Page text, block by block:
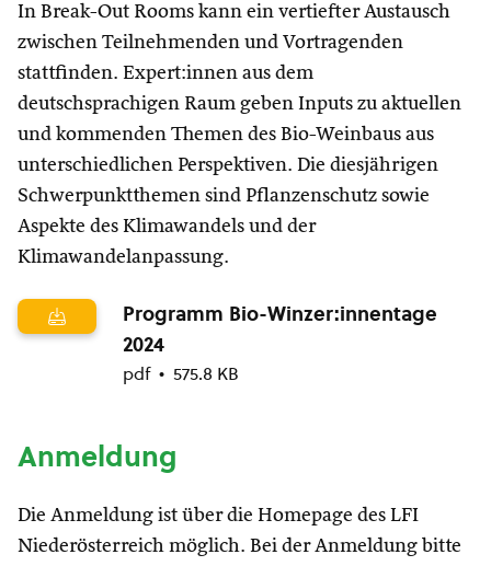
In Break-Out Rooms kann ein vertiefter Austausch
zwischen Teilnehmenden und Vortragenden
stattfinden. Expert:innen aus dem
deutschsprachigen Raum geben Inputs zu aktuellen
und kommenden Themen des Bio-Weinbaus aus
unterschiedlichen Perspektiven. Die diesjährigen
Schwerpunktthemen sind Pflanzenschutz sowie
Aspekte des Klimawandels und der
Klimawandelanpassung.
Programm Bio-Winzer:innentage
2024
pdf 575.8 KB
Anmeldung
Die Anmeldung ist über die Homepage des LFI
Niederösterreich möglich. Bei der Anmeldung bitte